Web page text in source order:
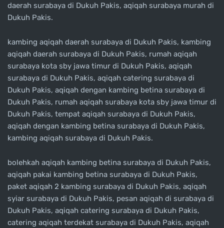
daerah surabaya di Dukuh Pakis, aqiqah surabaya murah di
Dukuh Pakis.
kambing aqiqah daerah surabaya di Dukuh Pakis, kambing
aqiqah daerah surabaya di Dukuh Pakis, rumah aqiqah
surabaya kota sby jawa timur di Dukuh Pakis, aqiqah
surabaya di Dukuh Pakis, aqiqah catering surabaya di
Dukuh Pakis, aqiqah dengan kambing betina surabaya di
Dukuh Pakis, rumah aqiqah surabaya kota sby jawa timur di
Dukuh Pakis, tempat aqiqah surabaya di Dukuh Pakis,
aqiqah dengan kambing betina surabaya di Dukuh Pakis,
kambing aqiqah surabaya di Dukuh Pakis.
bolehkah aqiqah kambing betina surabaya di Dukuh Pakis,
aqiqah pakai kambing betina surabaya di Dukuh Pakis,
paket aqiqah 2 kambing surabaya di Dukuh Pakis, aqiqah
syiar surabaya di Dukuh Pakis, pesan aqiqah di surabaya di
Dukuh Pakis, aqiqah catering surabaya di Dukuh Pakis,
catering aqiqah terdekat surabaya di Dukuh Pakis, aqiqah